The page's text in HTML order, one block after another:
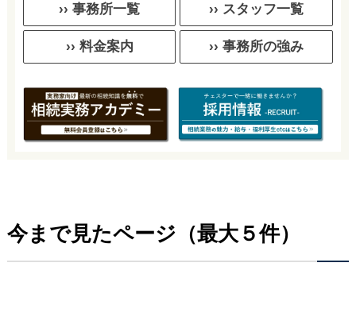
›› 事務所一覧 ›› スタッフ一覧
›› 料金案内 ›› 事務所の強み
今まで見たページ（最大５件）